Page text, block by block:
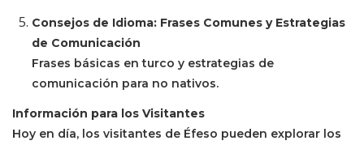
Consejos de Idioma: Frases Comunes y Estrategias
de Comunicación
Frases básicas en turco y estrategias de
comunicación para no nativos.
Información para los Visitantes
Hoy en día, los visitantes de Éfeso pueden explorar los